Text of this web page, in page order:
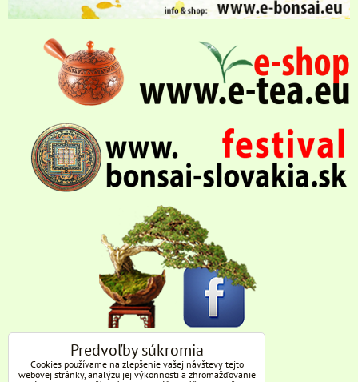
Predvoľby súkromia
Cookies používame na zlepšenie vašej návštevy tejto
webovej stránky, analýzu jej výkonnosti a zhromažďovanie